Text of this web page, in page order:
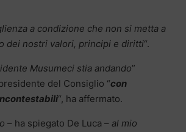
a condizione che non si metta a
dei nostri valori, principi e diritti“.
Musumeci stia andando”
del Consiglio “con
“, ha affermato.
– ha spiegato De Luca – al mio